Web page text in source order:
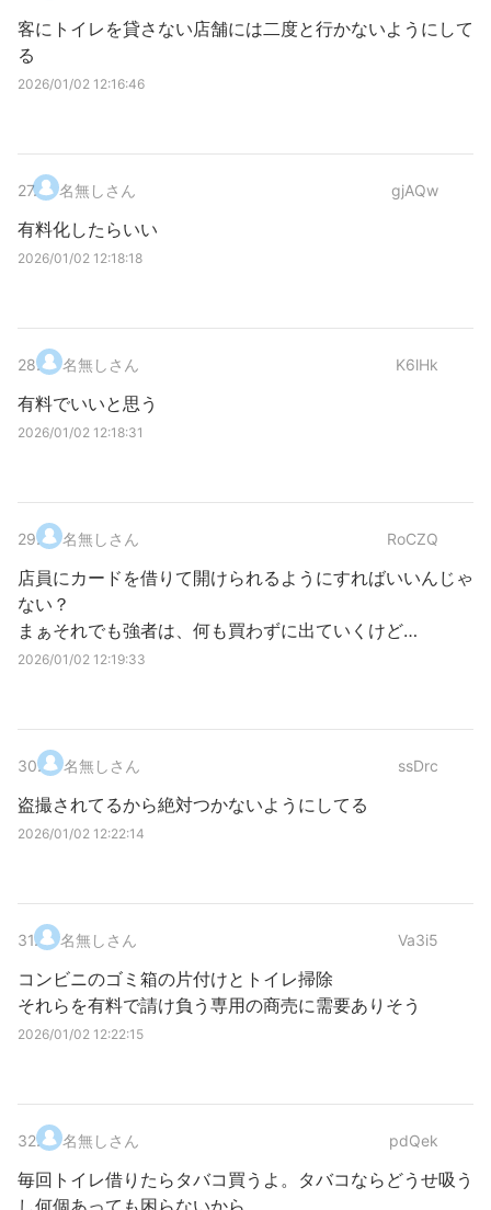
客にトイレを貸さない店舗には二度と行かないようにして
る
2026/01/02 12:16:46
27. 名無しさん gjAQw
有料化したらいい
2026/01/02 12:18:18
28. 名無しさん K6lHk
有料でいいと思う
2026/01/02 12:18:31
29. 名無しさん RoCZQ
店員にカードを借りて開けられるようにすればいいんじゃ
ない？
まぁそれでも強者は、何も買わずに出ていくけど…
2026/01/02 12:19:33
30. 名無しさん ssDrc
盗撮されてるから絶対つかないようにしてる
2026/01/02 12:22:14
31. 名無しさん Va3i5
コンビニのゴミ箱の片付けとトイレ掃除
それらを有料で請け負う専用の商売に需要ありそう
2026/01/02 12:22:15
32. 名無しさん pdQek
毎回トイレ借りたらタバコ買うよ。タバコならどうせ吸う